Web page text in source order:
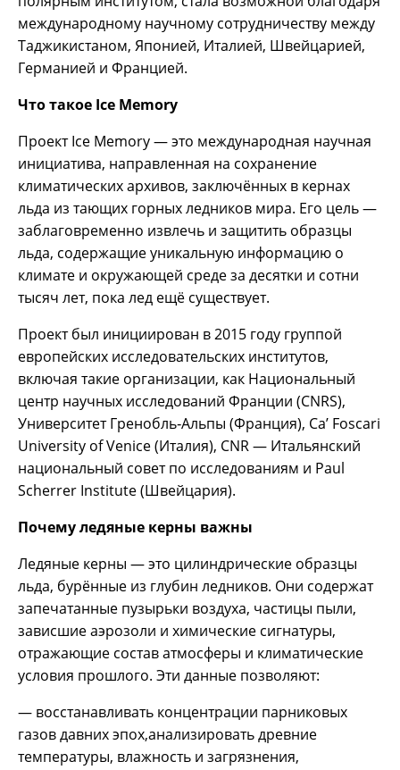
международному научному сотрудничеству между
Таджикистаном, Японией, Италией, Швейцарией,
Германией и Францией.
Что такое Ice Memory
Проект Ice Memory — это международная научная
инициатива, направленная на сохранение
климатических архивов, заключённых в кернах
льда из тающих горных ледников мира. Его цель —
заблаговременно извлечь и защитить образцы
льда, содержащие уникальную информацию о
климате и окружающей среде за десятки и сотни
тысяч лет, пока лед ещё существует.
Проект был инициирован в 2015 году группой
европейских исследовательских институтов,
включая такие организации, как Национальный
центр научных исследований Франции (CNRS),
Университет Гренобль‑Альпы (Франция), Ca’ Foscari
University of Venice (Италия), CNR — Итальянский
национальный совет по исследованиям и Paul
Scherrer Institute (Швейцария).
Почему ледяные керны важны
Ледяные керны — это цилиндрические образцы
льда, бурённые из глубин ледников. Они содержат
запечатанные пузырьки воздуха, частицы пыли,
зависшие аэрозоли и химические сигнатуры,
отражающие состав атмосферы и климатические
условия прошлого. Эти данные позволяют:
— восстанавливать концентрации парниковых
газов давних эпох,анализировать древние
температуры, влажность и загрязнения,